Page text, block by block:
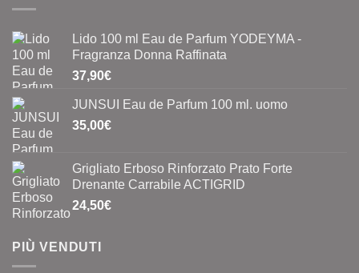
essere
nella
pagina
del
nella
pagina
Lido 100 ml Eau de Parfum YODEYMA -
Fragranza Donna Raffinata
37,90€
JUNSUI Eau de Parfum 100 ml. uomo
35,00€
Grigliato Erboso Rinforzato Prato Forte
Drenante Carrabile ACTIGRID
24,50€
PIÙ VENDUTI